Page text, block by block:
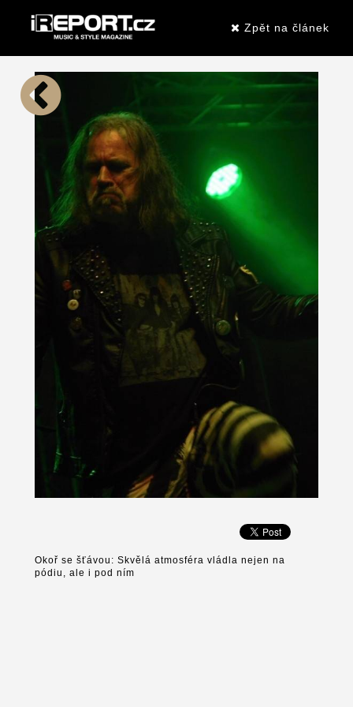
Zpět na článek
Okoř se šťávou: Skvělá atmosféra vládla nejen na
pódiu, ale i pod ním